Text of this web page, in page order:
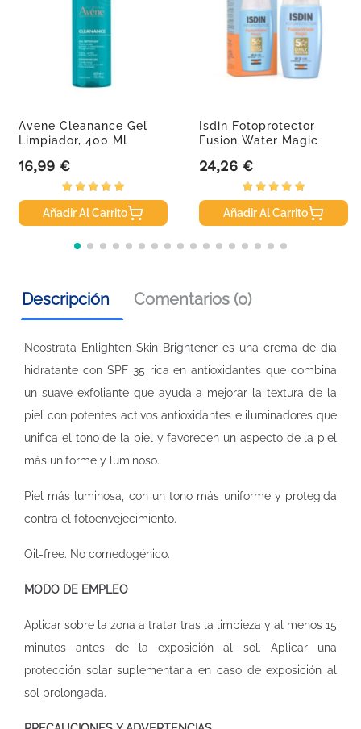
Avene Cleanance Gel
Limpiador, 400 Ml
Precio
16,99 €
Añadir Al Carrito
Isdin Fotoprotector
Fusion Water Magic
Precio
24,26 €
Añadir Al Carrito
Descripción Comentarios (0)
Neostrata Enlighten Skin Brightener es una crema de día
hidratante con SPF 35 rica en antioxidantes que combina
un suave exfoliante que ayuda a mejorar la textura de la
piel con potentes activos antioxidantes e iluminadores que
unifica el tono de la piel y favorecen un aspecto de la piel
más uniforme y luminoso.
Piel más luminosa, con un tono más uniforme y protegida
contra el fotoenvejecimiento.
Oil-free. No comedogénico.
MODO DE EMPLEO
Aplicar sobre la zona a tratar tras la limpieza y al menos 15
minutos antes de la exposición al sol. Aplicar una
protección solar suplementaria en caso de exposición al
sol prolongada.